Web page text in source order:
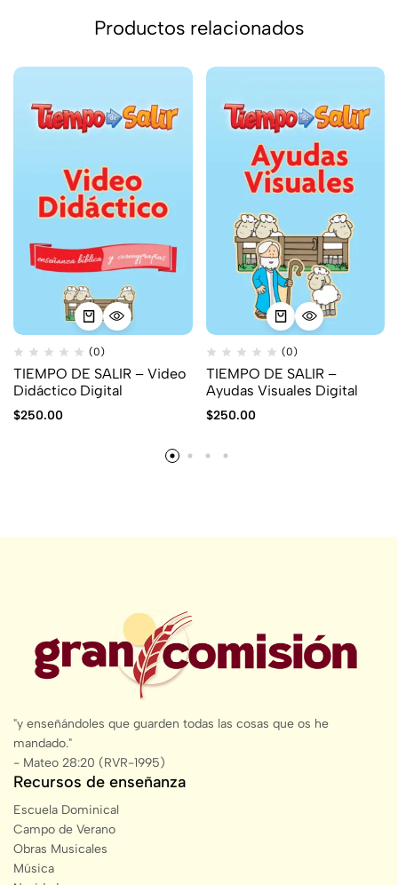
Productos relacionados
(0)
TIEMPO DE SALIR – Video
Didáctico Digital
$250.00
(0)
TIEMPO DE SALIR –
Ayudas Visuales Digital
$250.00
"y enseñándoles que guarden todas las cosas que os he
mandado."
- Mateo 28:20 (RVR-1995)
Recursos de enseñanza
Escuela Dominical
Campo de Verano
Obras Musicales
Música